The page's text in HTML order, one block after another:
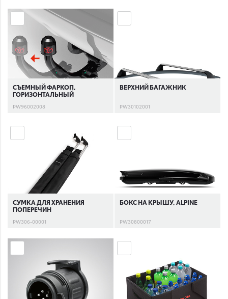
СЪЕМНЫЙ ФАРКОП,
ГОРИЗОНТАЛЬНЫЙ
PW96002008
ВЕРХНИЙ БАГАЖНИК
PW30102001
СУМКА ДЛЯ ХРАНЕНИЯ
ПОПЕРЕЧИН
PW306-00001
БОКС НА КРЫШУ, ALPINE
PW30800017